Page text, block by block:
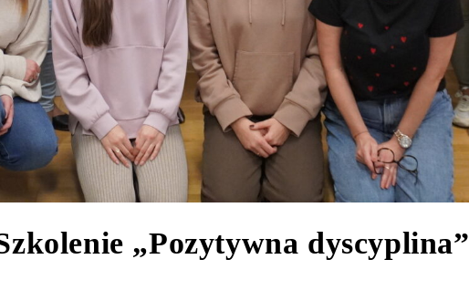
„Pozytywna dyscyplina”